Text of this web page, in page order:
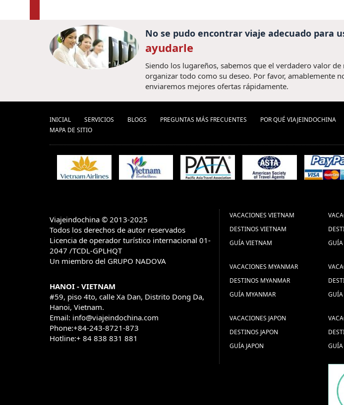
No se pudo encontrar viaje adecuado para
ayudarle
Siendo los lugareños, sabemos que el verdadero valor
organizar todo como su deseo. Por favor, amablemente
enviaremos mejores ofertas rápidamente.
INICIAL SERVICIOS BLOGS PREGUNTAS MÁS FRECUENTES POR QUÉ VIAJEINDOCHINA
MAPA DE SITIO
Viajeindochina © 2013-2025
Todos los derechos de autor reservados
Licencia de operador turístico internacional 01-
2047 /TCDL-GPLHQT
Un miembro del GRUPO NADOVA
HANOI - VIETNAM
#59, piso 4to, calle Xa Dan, Distrito Dong Da,
Hanoi, Vietnam.
Email: info@viajeindochina.com
Phone:+84-243-8721-873
Hotline:+ 84 838 831 881
VACACIONES VIETNAM
DESTINOS VIETNAM
GUÍA VIETNAM
VACACIONES MYANMAR
DESTINOS MYANMAR
GUÍA MYANMAR
GUÍA
VACACIONES JAPON
DESTINOS JAPON
GUÍA JAPON